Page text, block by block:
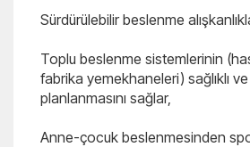
Sürdürülebilir beslenme
Toplu beslenme sistemlerinin
fabrika yemekhaneleri) sağlıklı
planlanmasını sağlar,
Anne-çocuk beslenmesinden